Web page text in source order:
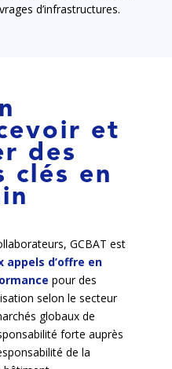
d’infrastructures.
et
des
clés en
GCBAT est
appels d’offre en
pour des
selon le secteur
globaux de
forte auprès
de la